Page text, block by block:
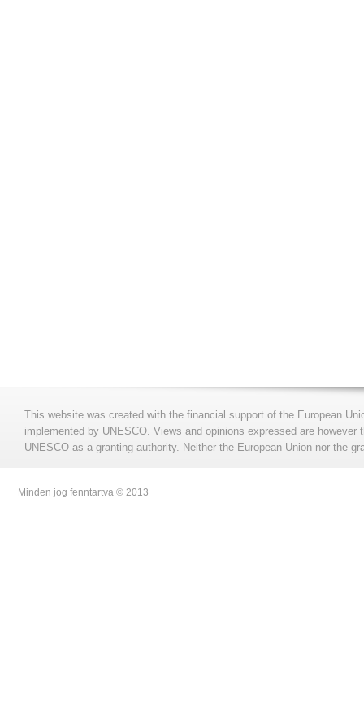
This website was created with the financial support of the European
implemented by UNESCO. Views and opinions expressed are
UNESCO as a granting authority. Neither the European Union nor the
Minden jog fenntartva © 2013